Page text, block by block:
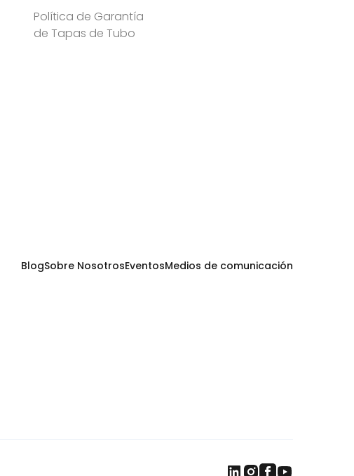
Política de Garantía
de Tapas de Tubo
BlogSobre NosotrosEventosMedios de comunicación